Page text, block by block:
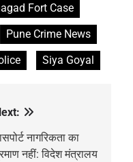
Fort Case
Pune Crime News
Siya Goyal
नागरिकता का
नहीं: विदेश मंत्रालय